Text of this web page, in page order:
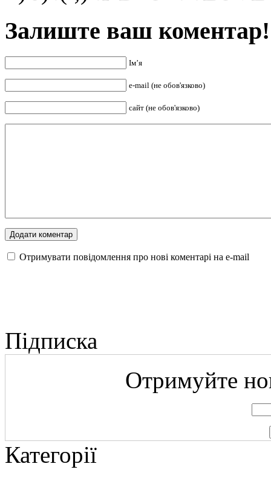
Залиште ваш коментар!
Ім’я
e-mail (не обов'язково)
сайт (не обов'язково)
Отримувати повідомлення про нові коментарі на е-mail
Підписка
Отримуйте
Категорії